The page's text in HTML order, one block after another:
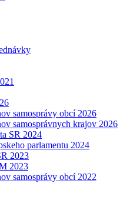
samosprávy obcí 2026
samosprávnych krajov 2026
SR 2024
parlamentu 2024
2023
2023
samosprávy obcí 2022